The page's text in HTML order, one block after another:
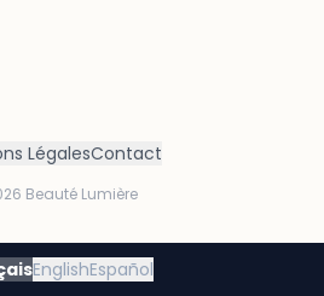
LégalesContact
Beauté Lumière
EnglishEspañol